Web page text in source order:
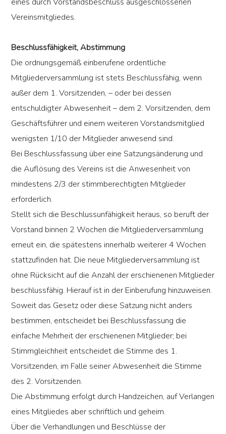
Vereinsmitgliedes.
Beschlussfähigkeit, Abstimmung
Die ordnungsgemäß einberufene ordentliche
Mitgliederversammlung ist stets Beschlussfähig, wenn
außer dem 1. Vorsitzenden, – oder bei dessen
entschuldigter Abwesenheit – dem 2. Vorsitzenden, dem
Geschäftsführer und einem weiteren Vorstandsmitglied
wenigsten 1/10 der Mitglieder anwesend sind.
Bei Beschlussfassung über eine Satzungsänderung und
die Auflösung des Vereins ist die Anwesenheit von
mindestens 2/3 der stimmberechtigten Mitglieder
erforderlich.
Stellt sich die Beschlussunfähigkeit heraus, so beruft der
Vorstand binnen 2 Wochen die Mitgliederversammlung
erneut ein, die spätestens innerhalb weiterer 4 Wochen
stattzufinden hat. Die neue Mitgliederversammlung ist
ohne Rücksicht auf die Anzahl der erschienenen Mitglieder
beschlussfähig. Hierauf ist in der Einberufung hinzuweisen.
Soweit das Gesetz oder diese Satzung nicht anders
bestimmen, entscheidet bei Beschlussfassung die
einfache Mehrheit der erschienenen Mitglieder; bei
Stimmgleichheit entscheidet die Stimme des 1.
Vorsitzenden, im Falle seiner Abwesenheit die Stimme
des 2. Vorsitzenden.
Die Abstimmung erfolgt durch Handzeichen, auf Verlangen
eines Mitgliedes aber schriftlich und geheim.
Über die Verhandlungen und Beschlüsse der